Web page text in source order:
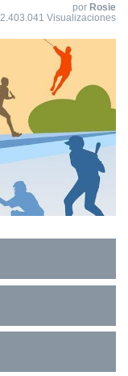
por Rosie
Visualizaciones